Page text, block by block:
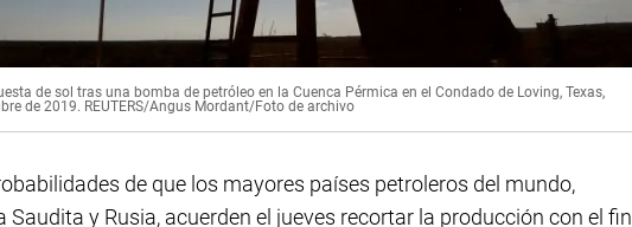
de sol tras una bomba de petróleo en la Cuenca Pérmica en el Condado de Loving, Texas,
de 2019. REUTERS/Angus Mordant/Foto de archivo
de que los mayores países petroleros del mundo,
Saudita y Rusia, acuerden el jueves recortar la producción con el fin